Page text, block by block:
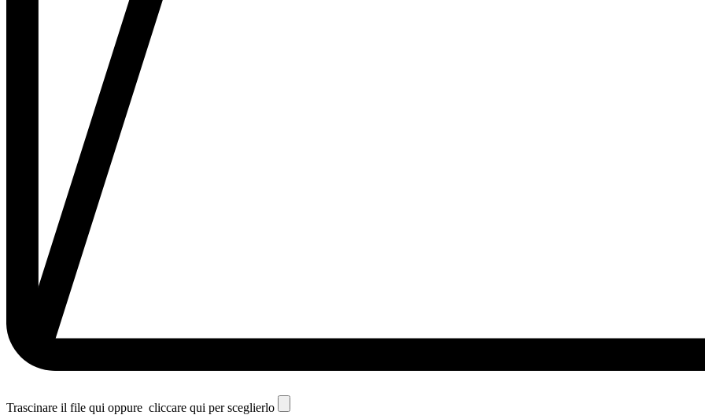
Trascinare il file qui oppure cliccare qui per sceglierlo